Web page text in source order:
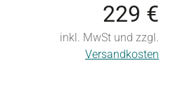
229 €
inkl. MwSt und zzgl.
Versandkosten